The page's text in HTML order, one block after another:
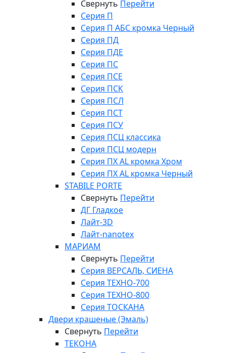
Свернуть Перейти
Серия П
Серия П АБС кромка Черный
Серия ПД
Серия ПДЕ
Серия ПС
Серия ПСЕ
Серия ПСК
Серия ПСЛ
Серия ПСТ
Серия ПСУ
Серия ПСЦ классика
Серия ПСЦ модерн
Серия ПХ AL кромка Хром
Серия ПХ AL кромка Черный
STABILE PORTE
Свернуть Перейти
ДГ Гладкое
Лайт-3D
Лайт-nanotex
МАРИАМ
Свернуть Перейти
Серия ВЕРСАЛЬ, СИЕНА
Серия ТЕХНО-700
Серия ТЕХНО-800
Серия ТОСКАНА
Двери крашеные (Эмаль)
Свернуть Перейти
ТЕКОНА